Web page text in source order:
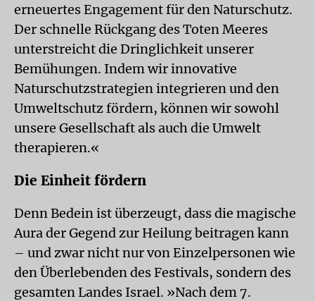
erneuertes Engagement für den Naturschutz.
Der schnelle Rückgang des Toten Meeres
unterstreicht die Dringlichkeit unserer
Bemühungen. Indem wir innovative
Naturschutzstrategien integrieren und den
Umweltschutz fördern, können wir sowohl
unsere Gesellschaft als auch die Umwelt
therapieren.«
Die Einheit fördern
Denn Bedein ist überzeugt, dass die magische
Aura der Gegend zur Heilung beitragen kann
– und zwar nicht nur von Einzelpersonen wie
den Überlebenden des Festivals, sondern des
gesamten Landes Israel. »Nach dem 7.